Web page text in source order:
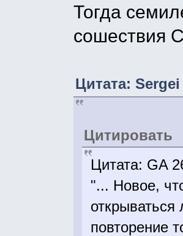
Тогда
сошествия
Цитата:
Цитировать
Цитата: GA
"... Новое,
повторение